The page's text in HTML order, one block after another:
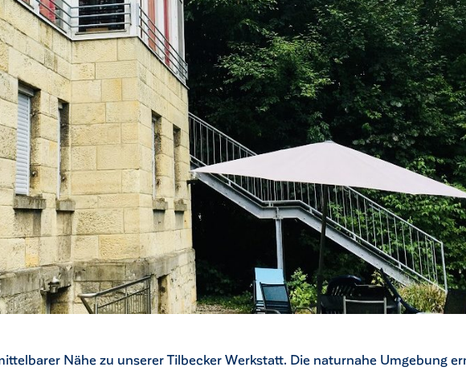
Nähe zu unserer Tilbecker Werkstatt. Die naturnahe Umgebung